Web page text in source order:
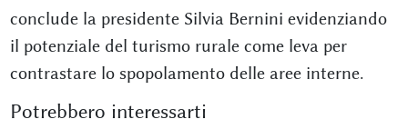
conclude la presidente Silvia Bernini evidenziando
il potenziale del turismo rurale come leva per
contrastare lo spopolamento delle aree interne.
Potrebbero interessarti